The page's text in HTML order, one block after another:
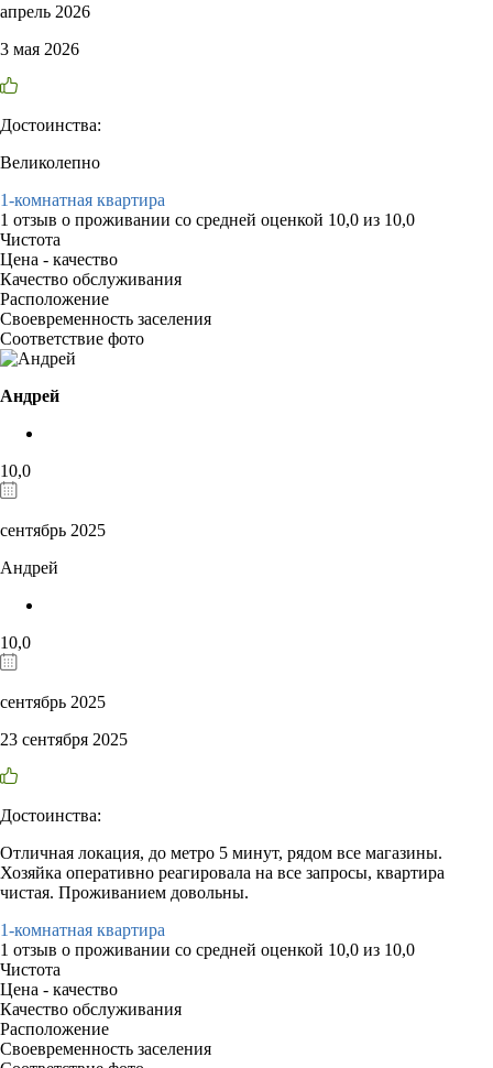
апрель 2026
3 мая 2026
Достоинства:
Великолепно
1-комнатная квартира
1 отзыв о проживании со средней оценкой 10,0 из 10,0
Чистота
Цена - качество
Качество обслуживания
Расположение
Своевременность заселения
Соответствие фото
Андрей
10,0
сентябрь 2025
Андрей
10,0
сентябрь 2025
23 сентября 2025
Достоинства:
Отличная локация, до метро 5 минут, рядом все магазины.
Хозяйка оперативно реагировала на все запросы, квартира
чистая. Проживанием довольны.
1-комнатная квартира
1 отзыв о проживании со средней оценкой 10,0 из 10,0
Чистота
Цена - качество
Качество обслуживания
Расположение
Своевременность заселения